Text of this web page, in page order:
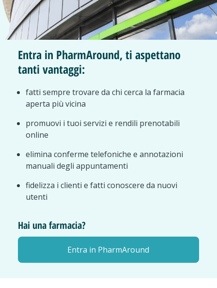
Entra in PharmAround, ti aspettano
tanti vantaggi:
fatti sempre trovare da chi cerca la farmacia
aperta più vicina
promuovi i tuoi servizi e rendili prenotabili
online
elimina conferme telefoniche e annotazioni
manuali degli appuntamenti
fidelizza i clienti e fatti conoscere da nuovi
utenti
Hai una farmacia?
Entra in PharmAround